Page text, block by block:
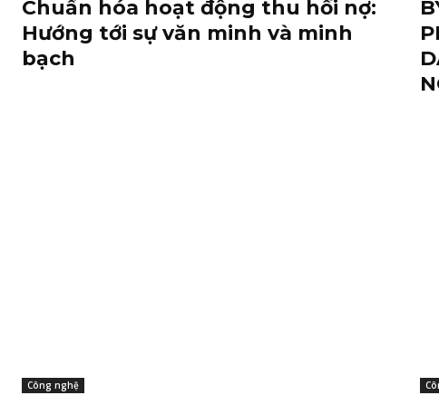
Chuẩn hóa hoạt động thu hồi nợ:
Hướng tới sự văn minh và minh
bạch
Công nghệ